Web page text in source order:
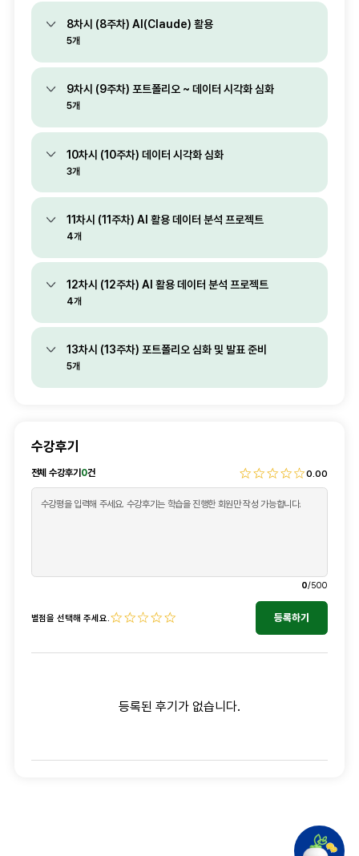
8차시 (8주차) AI(Claude) 활용
5개
9차시 (9주차) 포트폴리오 ~ 데이터 시각화 심화
5개
10차시 (10주차) 데이터 시각화 심화
3개
11차시 (11주차) AI 활용 데이터 분석 프로젝트
4개
12차시 (12주차) AI 활용 데이터 분석 프로젝트
4개
13차시 (13주차) 포트폴리오 심화 및 발표 준비
5개
수강후기
전체 수강후기0건 0.00
후기내용
0/500
별점을 선택해 주세요. 등록하기
등록된 후기가 없습니다.